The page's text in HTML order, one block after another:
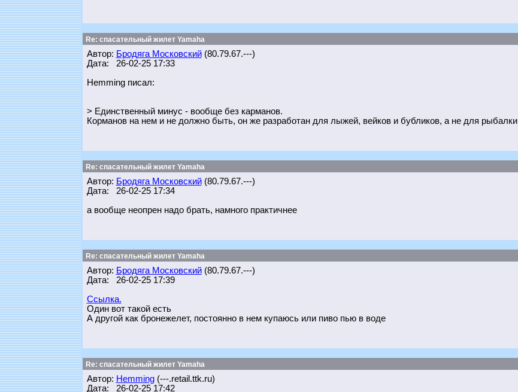
Re: спасательный жилет Yamaha
Автор: Бродяга Московский(80.79.67.---)
Дата: 26-02-25 17:33
Hemming писал:
> Единственный минус - вообще без карманов.
Корманов на нем и не должно быть, он же разработан для лыжей, вейков и бубликов, а не для рыбалки
Re: спасательный жилет Yamaha
Автор: Бродяга Московский(80.79.67.---)
Дата: 26-02-25 17:34
а вообще неопрен надо брать, намного практичнее
Re: спасательный жилет Yamaha
Автор: Бродяга Московский(80.79.67.---)
Дата: 26-02-25 17:39
Ссылка.
Один вот такой есть
А другой как бронежелет, постоянно в нем купаюсь или пиво пью в воде
Re: спасательный жилет Yamaha
Автор: Hemming(---.retail.ttk.ru)
Дата: 26-02-25 17:42